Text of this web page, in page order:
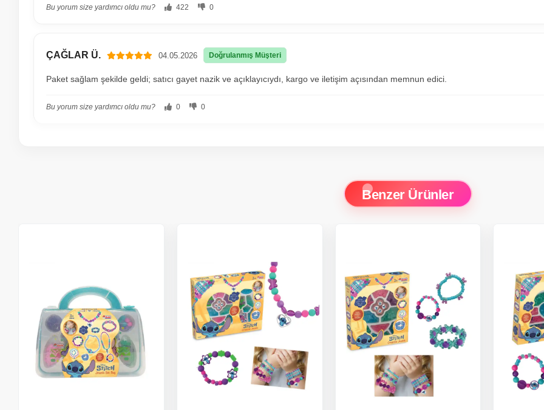
Bu yorum size yardımcı oldu mu? 422 0
ÇAĞLAR Ü. 04.05.2026 Doğrulanmış Müşteri
Paket sağlam şekilde geldi; satıcı gayet nazik ve açıklayıcıydı, kargo ve iletişim açısından memnun edici.
Bu yorum size yardımcı oldu mu? 0 0
Benzer Ürünler